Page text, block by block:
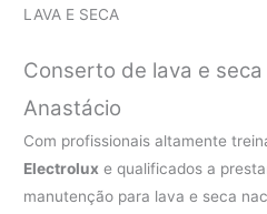
LAVA E SECA
Conserto de lava e seca
Anastácio
Com profissionais altamente
Electrolux e qualificados a
manutenção para lava e seca